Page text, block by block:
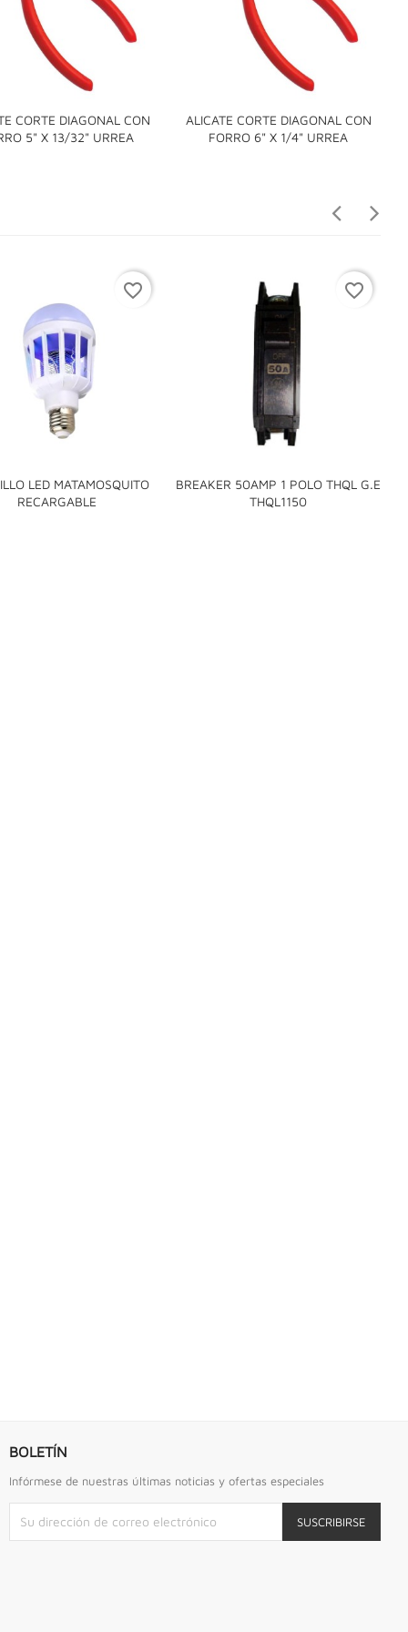
CORTE DIAGONAL CON
5" X 13/32" URREA

ALICATE CORTE DIAGONAL CON
FORRO 6" X 1/4" URREA

LED MATAMOSQUITO
RECARGABLE

favorite_border
BREAKER 50AMP 1 POLO THQL G.E
THQL1150

favorite_border
BOLETÍN
Infórmese de nuestras últimas noticias y ofertas especiales